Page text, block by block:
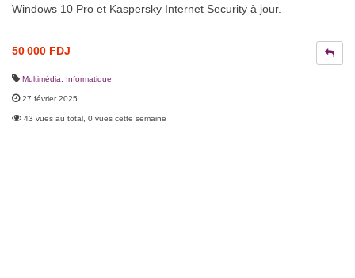
Windows 10 Pro et Kaspersky Internet Security à jour.
50 000 FDJ
Multimédia Informatique
27 février 2025
43 vues au total, 0 vues cette semaine